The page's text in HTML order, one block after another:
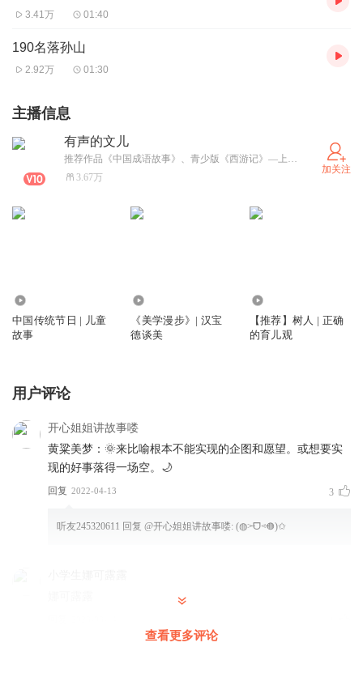
3.41万 01:40
190名落孙山
2.92万 01:30
主播信息
有声的文儿
推荐作品《中国成语故事》、青少版《西游记》—上架于【佳音少儿】、《上下五千年》上架于【娱悦佳音】
3.67万
加关注
中国传统节日 | 儿童
故事
《美学漫步》| 汉宝
德谈美
【推荐】树人 | 正确
的育儿观
用户评论
开心姐姐讲故事喽
黄粱美梦：🌞来比喻根本不能实现的企图和愿望。或想要实
现的好事落得一场空。🌙
回复 2022-04-13 3
听友245320611 回复 @开心姐姐讲故事喽: (◍˃̶ᗜ˂̶◍)✩
查看更多评论